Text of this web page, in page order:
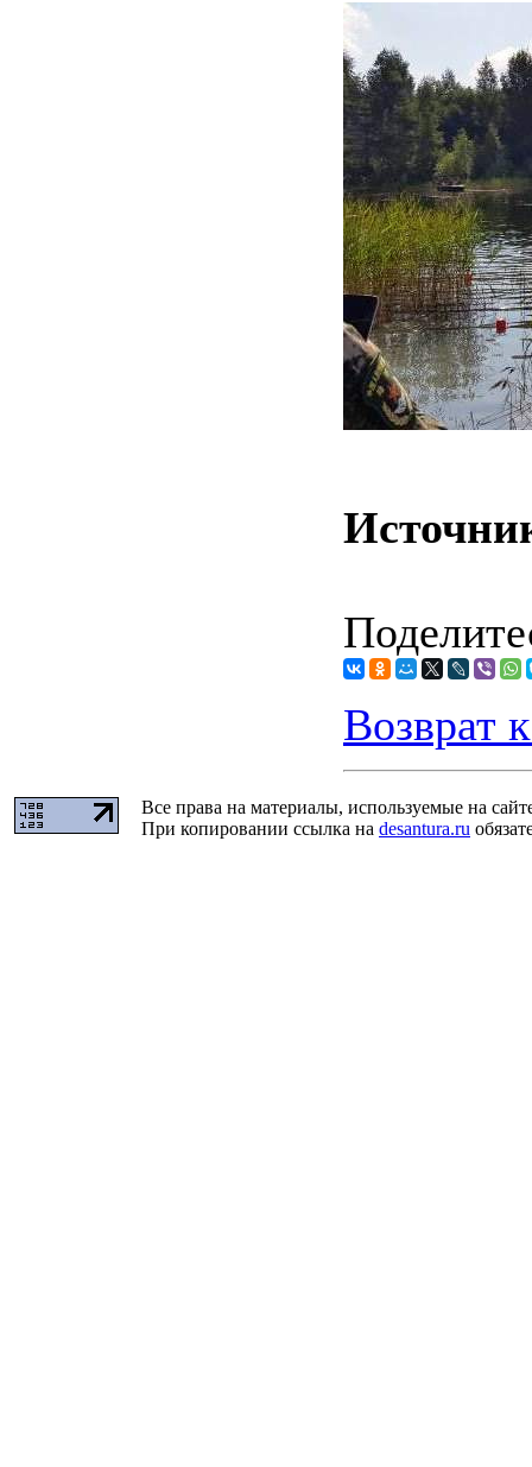
Возврат
Все права на материалы, используемые на
При копировании ссылка на desantura.ru